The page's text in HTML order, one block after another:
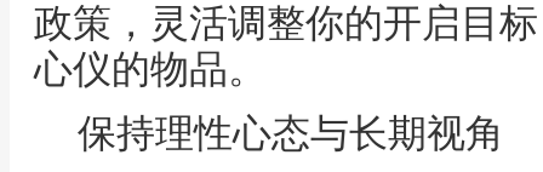
政策，灵活调整你的开启目
心仪的物品。
保持理性心态与长期视角